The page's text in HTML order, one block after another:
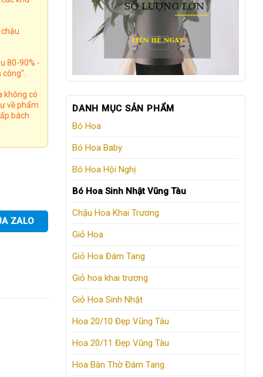
DANH MỤC SẢN PHẨM
Bó Hoa
Bó Hoa Baby
Bó Hoa Hội Nghị
Bó Hoa Sinh Nhật Vũng Tàu
Chậu Hoa Khai Trương
Giỏ Hoa
Giỏ Hoa Đám Tang
Giỏ hoa khai trương
Giỏ Hoa Sinh Nhật
Hoa 20/10 Đẹp Vũng Tàu
Hoa 20/11 Đẹp Vũng Tàu
Hoa Bàn Thờ Đám Tang
80-90% -
công".
không có
về phẩm
bách
ZALO